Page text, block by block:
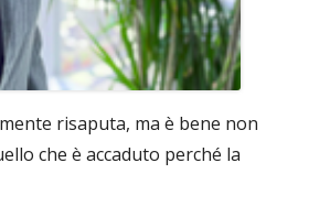
risaputa, ma è bene non
che è accaduto perché la